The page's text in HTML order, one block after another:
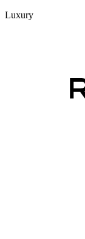
Luxury